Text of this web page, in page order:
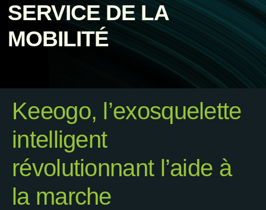
SERVICE DE LA
MOBILITÉ
Keeogo, l’exosquelette
intelligent
révolutionnant l’aide à
la marche